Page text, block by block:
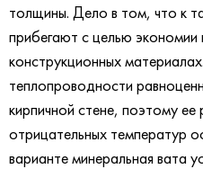
толщины. Дело в том, что к
прибегают с целью экономии
конструкционных
теплопроводности
кирпичной стене, поэтому
отрицательных температур
варианте минеральная вата